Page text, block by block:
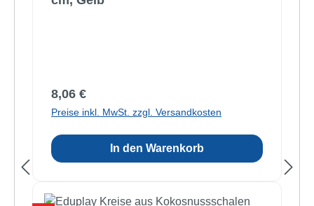
Regulärer Preis:
8,06 €
Preise inkl. MwSt. zzgl. Versandkosten
In den Warenkorb